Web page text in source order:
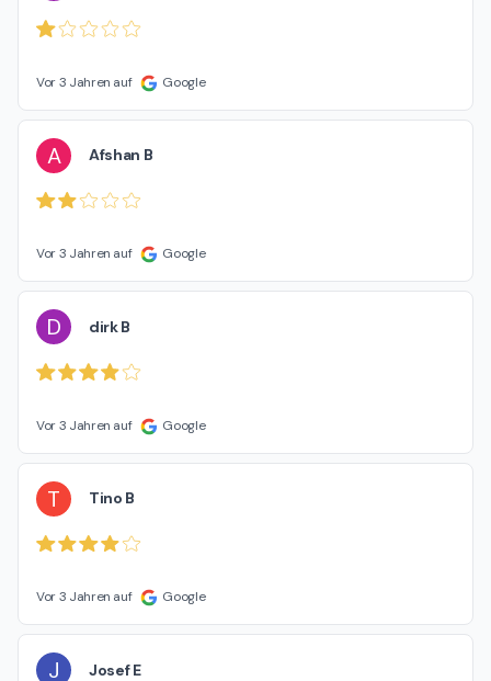
Vor 3 Jahren auf Google
A Afshan B
Vor 3 Jahren auf Google
D dirk B
Vor 3 Jahren auf Google
T Tino B
Vor 3 Jahren auf Google
J Josef E